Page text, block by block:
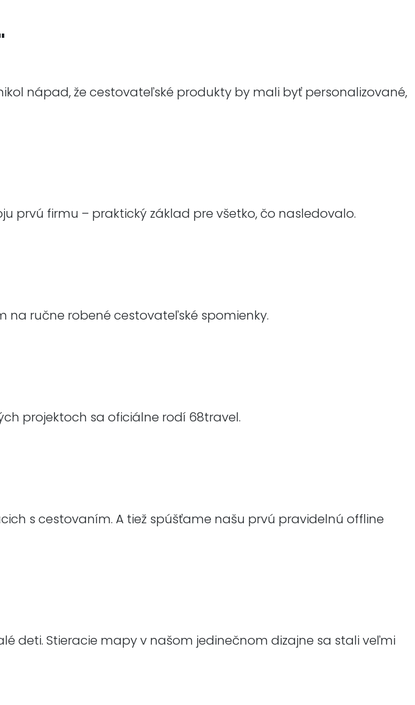
nápad, že cestovateľské produkty by mali byť personalizované,
prvú firmu – praktický základ pre všetko, čo nasledovalo.
na ručne robené cestovateľské spomienky.
projektoch sa oficiálne rodí 68travel.
s cestovaním. A tiež spúšťame našu prvú pravidelnú offline
deti. Stieracie mapy v našom jedinečnom dizajne sa stali veľmi